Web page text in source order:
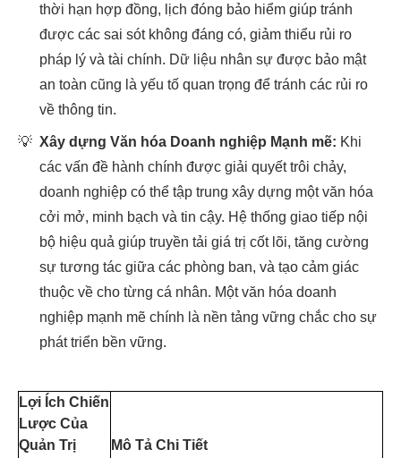
thời hạn hợp đồng, lịch đóng bảo hiểm giúp tránh
được các sai sót không đáng có, giảm thiểu rủi ro
pháp lý và tài chính. Dữ liệu nhân sự được bảo mật
an toàn cũng là yếu tố quan trọng để tránh các rủi ro
về thông tin.
💡 Xây dựng Văn hóa Doanh nghiệp Mạnh mẽ: Khi
các vấn đề hành chính được giải quyết trôi chảy,
doanh nghiệp có thể tập trung xây dựng một văn hóa
cởi mở, minh bạch và tin cậy. Hệ thống giao tiếp nội
bộ hiệu quả giúp truyền tải giá trị cốt lõi, tăng cường
sự tương tác giữa các phòng ban, và tạo cảm giác
thuộc về cho từng cá nhân. Một văn hóa doanh
nghiệp mạnh mẽ chính là nền tảng vững chắc cho sự
phát triển bền vững.
Lợi Ích Chiến
Lược Của
Quản Trị
Mô Tả Chi Tiết